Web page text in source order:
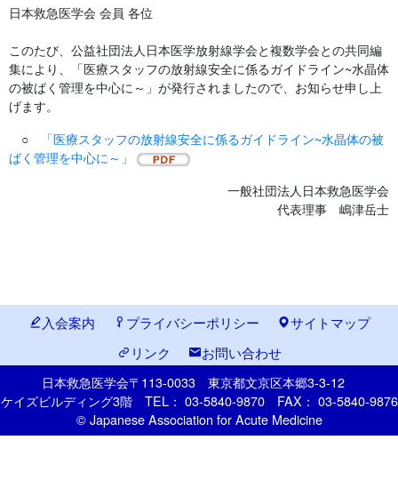
日本救急医学会 会員 各位
このたび、公益社団法人日本医学放射線学会と複数学会との共同編
集により、「医療スタッフの放射線安全に係るガイドライン~水晶体
の被ばく管理を中心に～」が発行されましたので、お知らせ申し上
げます。
○
「医療スタッフの放射線安全に係るガイドライン~水晶体の被
ばく管理を中心に～」
一般社団法人日本救急医学会
代表理事 嶋津岳士
入会案内 プライバシーポリシー
サイトマップ
リンク
お問い合わせ
日本救急医学会〒113-0033 東京都文京区本郷3-3-12
ケイズビルディング3階 TEL： 03-5840-9870 FAX： 03-5840-9876
© Japanese Association for Acute Medicine